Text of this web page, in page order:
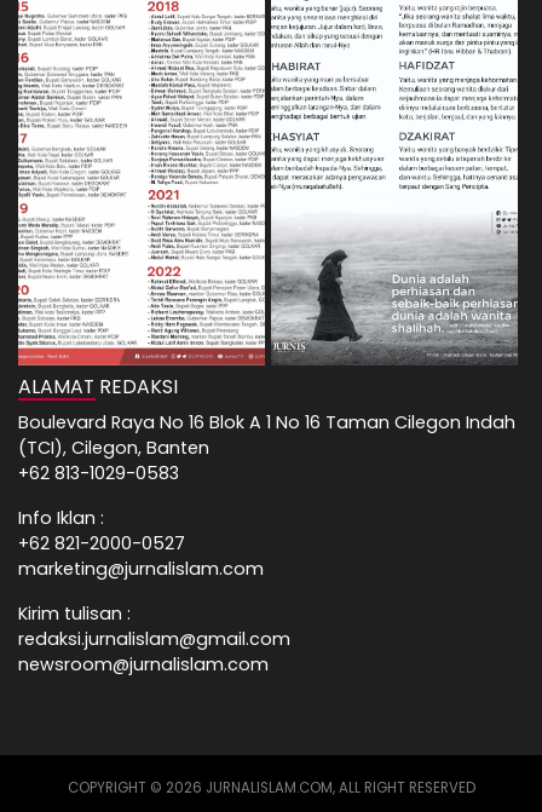
ALAMAT REDAKSI
Boulevard Raya No 16 Blok A 1 No 16 Taman Cilegon Indah
(TCI), Cilegon, Banten
+62 813-1029-0583
Info Iklan :
+62 821-2000-0527
marketing@jurnalislam.com
Kirim tulisan :
redaksi.jurnalislam@gmail.com
newsroom@jurnalislam.com
COPYRIGHT © 2026 JURNALISLAM.COM, ALL RIGHT RESERVED